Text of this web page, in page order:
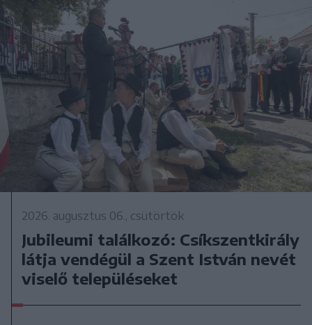
2026. augusztus 06., csütörtök
Jubileumi találkozó: Csíkszentkirály
látja vendégül a Szent István nevét
viselő településeket